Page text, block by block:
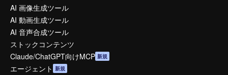
AI 画像生成ツール
AI 動画生成ツール
AI 音声合成ツール
ストックコンテンツ
Claude/ChatGPT向けMCP 新規
エージェント 新規